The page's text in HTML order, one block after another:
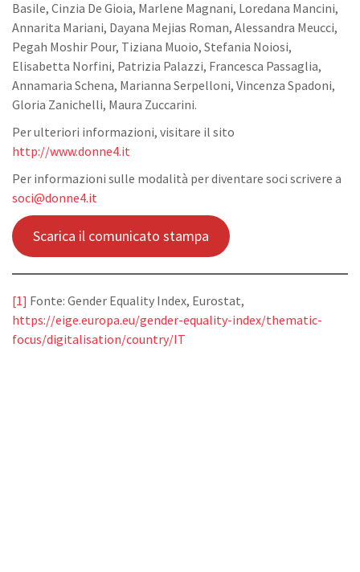
Basile, Cinzia De Gioia, Marlene Magnani, Loredana Mancini,
Annarita Mariani, Dayana Mejias Roman, Alessandra Meucci,
Pegah Moshir Pour, Tiziana Muoio, Stefania Noiosi,
Elisabetta Norfini, Patrizia Palazzi, Francesca Passaglia,
Annamaria Schena, Marianna Serpelloni, Vincenza Spadoni,
Gloria Zanichelli, Maura Zuccarini.
Per ulteriori informazioni, visitare il sito
http://www.donne4.it
Per informazioni sulle modalità per diventare soci scrivere a
soci@donne4.it
Scarica il comunicato stampa
[1] Fonte: Gender Equality Index, Eurostat,
https://eige.europa.eu/gender-equality-index/thematic-
focus/digitalisation/country/IT